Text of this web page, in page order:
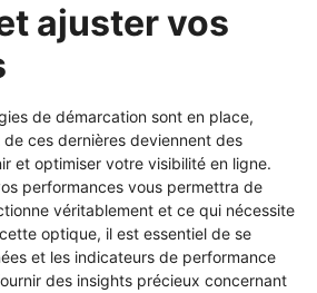
ajuster vos
de démarcation sont en place,
de ces dernières deviennent des
et optimiser votre visibilité en ligne.
performances vous permettra de
véritablement et ce qui nécessite
optique, il est essentiel de se
et les indicateurs de performance
des insights précieux concernant